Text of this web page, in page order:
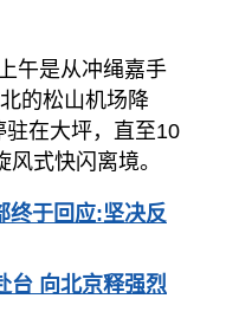
午是从冲绳嘉手
的松山机场降
在大坪，直至10
式快闪离境。
终于回应:坚决反
台 向北京释强烈